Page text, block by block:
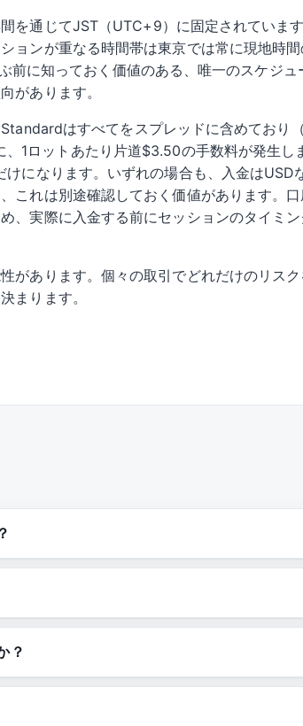
を通じてJST（UTC+9）に固定されていま
ョンが重なる時間帯は東京では常に現地時
前に知っておく価値のある、唯一のスケジ
があります。
はすべてをスプレッドに含めており
1ロットあたり片道$3.50の手数料が発生し
になります。いずれの場合も、入金は
これは別途確認しておく価値があります。
、実際に入金する前にセッションのタイミ
があります。個々の取引でどれだけのリス
まります。
？